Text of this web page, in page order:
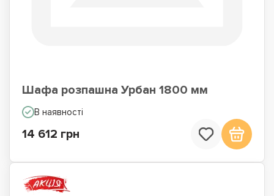
Шафа розпашна Урбан 1800 мм
В наявності
14 612 грн